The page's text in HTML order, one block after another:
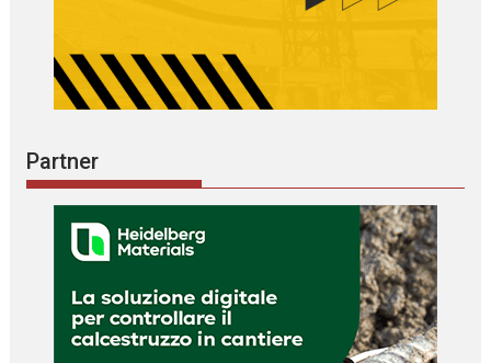
Partner